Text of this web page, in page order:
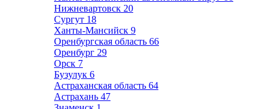
Нижневартовск 20
Сургут 18
Ханты-Мансийск 9
Оренбургская область 66
Оренбург 29
Орск 7
Бузулук 6
Астраханская область 64
Астрахань 47